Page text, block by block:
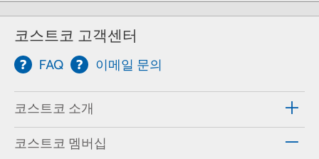
코스트코 고객센터
FAQ 이메일 문의
코스트코 소개
코스트코 멤버십